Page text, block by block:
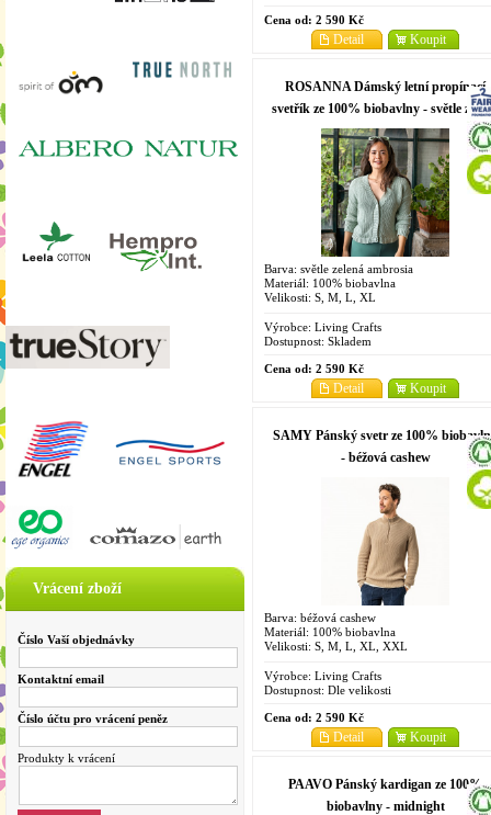
Vrácení zboží
Číslo Vaší objednávky
Kontaktní email
Číslo účtu pro vrácení peněz
Produkty k vrácení
Cena od: 2 590 Kč
Koupit
Detail
ROSANNA Dámský letní propínací
svetřík ze 100% biobavlny - světle
ambrosia
Barva: světle zelená ambrosia
Materiál: 100% biobavlna
Velikosti: S, M, L, XL
Výrobce: Living Crafts
Dostupnost: Skladem
Cena od: 2 590 Kč
Koupit
Detail
SAMY Pánský svetr ze 100%
- béžová cashew
Barva: béžová cashew
Materiál: 100% biobavlna
Velikosti: S, M, L, XL, XXL
Výrobce: Living Crafts
Dostupnost: Dle velikosti
Cena od: 2 590 Kč
Koupit
Detail
PAAVO Pánský kardigan ze 100%
biobavlny - midnight